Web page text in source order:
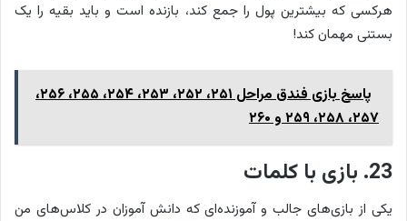
هرکسی که بیشترین پول را جمع کند، بازنده است و باید بقیه را یک
بستنی مهمان کند!
پاسخ بازی فندق مراحل ۲۵۱، ۲۵۲، ۲۵۳، ۲۵۴، ۲۵۵، ۲۵۶،
۲۵۷، ۲۵۸، ۲۵۹ و ۲۶۰
23. بازی با کلمات
یکی از بازی‌های جالب و آموزنده‌ای که دانش آموزان در کلاس‌های من